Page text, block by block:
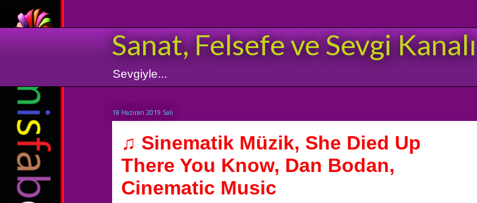
Sanat, Felsefe ve Sevgi Kanalı
Sevgiyle...
18 Haziran 2019 Salı
♫ Sinematik Müzik, She Died Up
There You Know, Dan Bodan,
Cinematic Music